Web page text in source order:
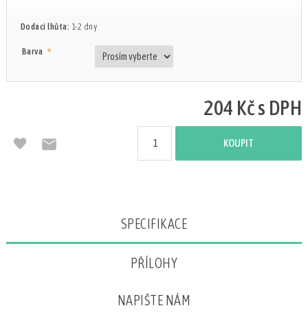
Dodací lhůta: 1-2 dny
Barva *
204 Kč s DPH
KOUPIT
SPECIFIKACE
PŘÍLOHY
NAPIŠTE NÁM